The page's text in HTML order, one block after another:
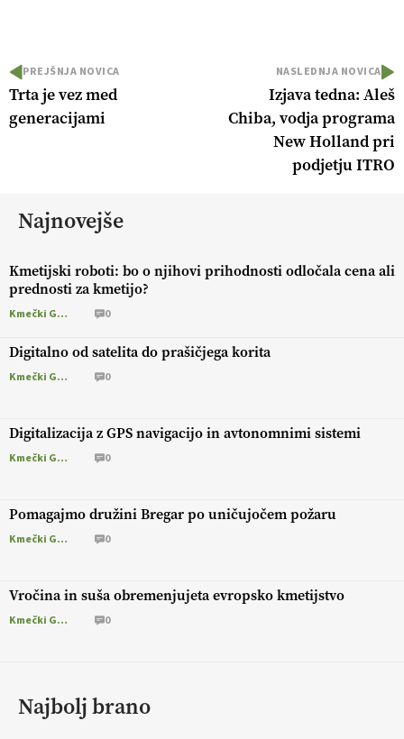
PREJŠNJA NOVICA
Trta je vez med
generacijami
NASLEDNJA NOVICA
Izjava tedna: Aleš
Chiba, vodja programa
New Holland pri
podjetju ITRO
Najnovejše
Kmetijski roboti: bo o njihovi prihodnosti odločala cena ali
prednosti za kmetijo?
Kmečki Glas 0
Digitalno od satelita do prašičjega korita
Kmečki Glas 0
Digitalizacija z GPS navigacijo in avtonomnimi sistemi
Kmečki Glas 0
Pomagajmo družini Bregar po uničujočem požaru
Kmečki Glas 0
Vročina in suša obremenjujeta evropsko kmetijstvo
Kmečki Glas 0
Najbolj brano